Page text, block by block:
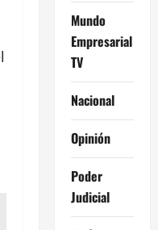
Mundo
Empresarial
TV
Nacional
Opinión
Poder
Judicial